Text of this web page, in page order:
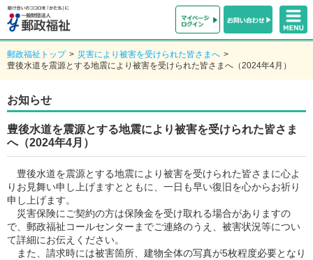
郵政福祉トップ > 災害により被害を受けられた皆さまへ >
豊後水道を震源とする地震により被害を受けられた皆さまへ（2024年4月）
お知らせ
豊後水道を震源とする地震により被害を受けられた皆さま
へ（2024年4月）
豊後水道を震源とする地震により被害を受けられた皆さまに心よ
りお見舞い申し上げますとともに、一日も早い復旧を心からお祈り
申し上げます。
災害保険にご契約の方は保険金を受け取れる場合がありますの
で、郵政福祉コールセンターまでご連絡のうえ、被害状況等につい
て詳細にお伝えください。
また、請求時には被害箇所、建物全体の写真が5枚程度必要となり